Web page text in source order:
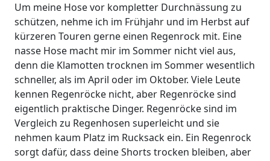
Um meine Hose vor kompletter Durchnässung zu
schützen, nehme ich im Frühjahr und im Herbst auf
kürzeren Touren gerne einen Regenrock mit. Eine
nasse Hose macht mir im Sommer nicht viel aus,
denn die Klamotten trocknen im Sommer wesentlich
schneller, als im April oder im Oktober. Viele Leute
kennen Regenröcke nicht, aber Regenröcke sind
eigentlich praktische Dinger. Regenröcke sind im
Vergleich zu Regenhosen superleicht und sie
nehmen kaum Platz im Rucksack ein. Ein Regenrock
sorgt dafür, dass deine Shorts trocken bleiben, aber